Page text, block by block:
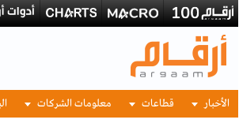
الأخبار قطاعات معلومات الشركات